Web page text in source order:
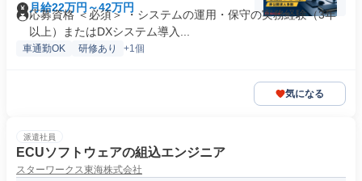
月給22万円～42万円
応募資格 ＜必須＞ ・システムの運用・保守の実務経験（3年
以上）またはDXシステム導入...
車通勤OK 研修あり +1個
気になる
派遣社員
ECUソフトウェアの組込エンジニア
スターワークス東海株式会社